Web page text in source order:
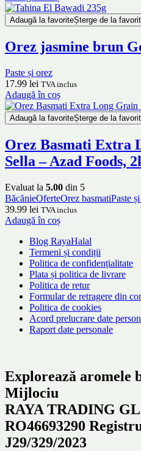
Adaugă la favoriteȘterge de la
Orez jasmine brun
Paste și orez
17.99 lei TVA inclus
Adaugă în coș
Adaugă la favoriteȘterge de la
Orez Basmati Extra
Sella – Azad Foods,
Evaluat la 5.00 din 5
BăcănieOferteOrez basmatiPaste
39.99 lei TVA inclus
Adaugă în coș
Blog RayaHalal
Termeni și condiții
Politica de confidențialitate
Plata și politica de livrare
Politica de retur
Formular de retragere din
Politica de cookies
Acord prelucrare date
Raport date personale
Explorează aromele
Mijlociu
RAYA TRADING
RO46693290
J29/329/2023